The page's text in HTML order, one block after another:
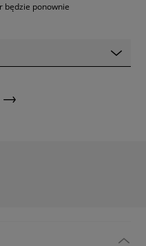
będzie ponownie